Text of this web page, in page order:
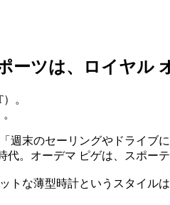
ーツは、ロイヤル
週末のセーリングやドライブ
。オーデマ ピゲは、スポー
トな薄型時計というスタイル